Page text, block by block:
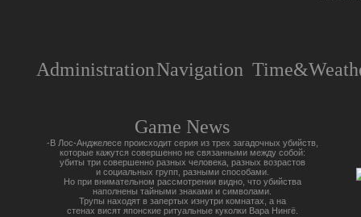
AdministrationNavigation
Game News
-В Лос-Анджелесе происходит серия из трех загадочных убийств,
которые кажутся совершенно не связанными между собой:
убиты три совершенно разных человека, разных возрастов
и социальных групп, разными способами.
Но при внимательном рассмотрении видно, что убийства
наполнены тайными знаками и символами.
Трупы находят в запертых изнутри комнатах, а на
стенах висят японские ритуальные куколки Вара Нингё.